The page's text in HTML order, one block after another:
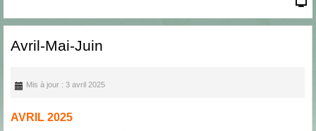
Avril-Mai-Juin
Mis à jour : 3 avril 2025
AVRIL 2025